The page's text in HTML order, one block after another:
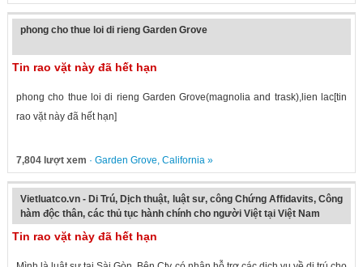
phong cho thue loi di rieng Garden Grove
Tin rao vặt này đã hết hạn
phong cho thue loi di rieng Garden Grove(magnolia and trask),lien lac[tin
rao vặt này đã hết hạn]
7,804 lượt xem · Garden Grove, California»
Vietluatco.vn - Di Trú, Dịch thuật, luật sư, công Chứng Affidavits, Công
hàm độc thân, các thủ tục hành chính cho người Việt tại Việt Nam
Tin rao vặt này đã hết hạn